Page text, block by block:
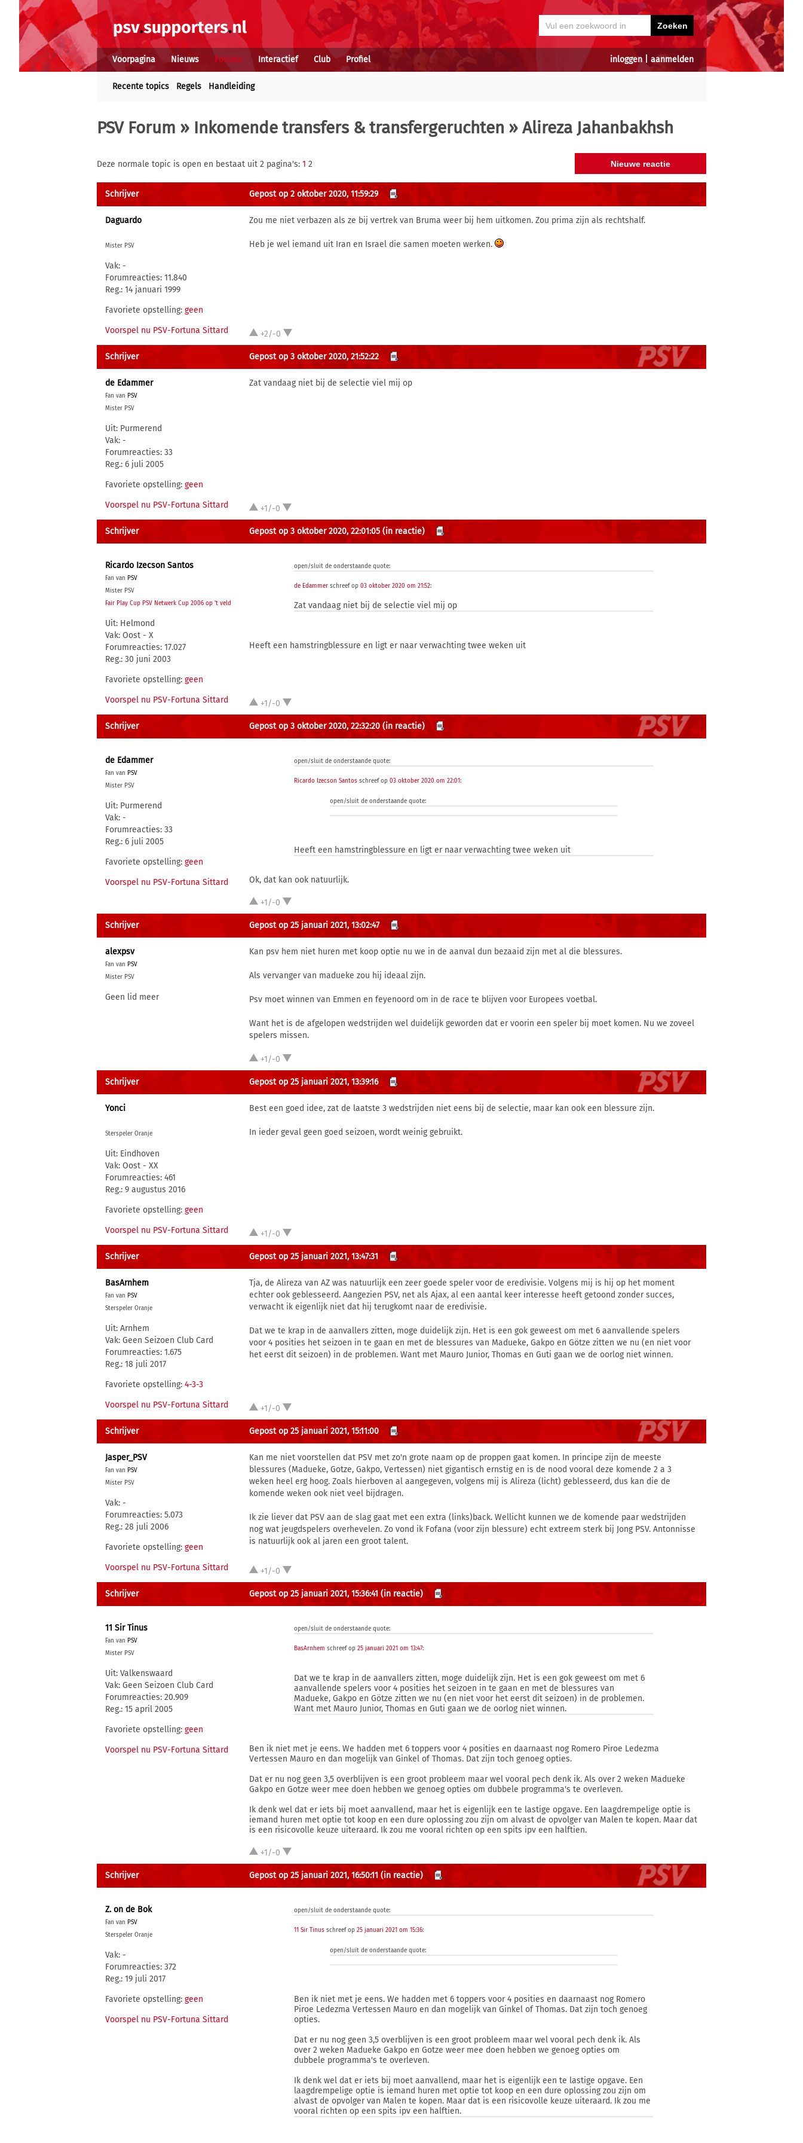
inloggen| aanmelden
Voorpagina Nieuws Forums Interactief Club Profiel
Recente topics Regels Handleiding
PSV Forum » Inkomende transfers & transfergeruchten » Alireza Jahanbakhsh
Deze normale topic is open en bestaat uit 2 pagina's: 1 2
Schrijver Gepost op 2 oktober 2020, 11:59:29
Daguardo
Mister PSV
Vak: -
Forumreacties: 11.840
Reg.: 14 januari 1999
Favoriete opstelling: geen
Voorspel nu PSV-Fortuna Sittard
Zou me niet verbazen als ze bij vertrek van Bruma weer bij hem uitkomen. Zou prima zijn als rechtshalf.
Heb je wel iemand uit Iran en Israel die samen moeten werken.
+2/-0
Schrijver Gepost op 3 oktober 2020, 21:52:22
de Edammer
Fan van PSV
Mister PSV
Uit: Purmerend
Vak: -
Forumreacties: 33
Reg.: 6 juli 2005
Favoriete opstelling: geen
Voorspel nu PSV-Fortuna Sittard
Zat vandaag niet bij de selectie viel mij op
+1/-0
Schrijver Gepost op 3 oktober 2020, 22:01:05 (in reactie)
Ricardo Izecson Santos
Fan van PSV
Mister PSV
Fair Play Cup PSV Netwerk Cup 2006 op 't veld
Uit: Helmond
Vak: Oost - X
Forumreacties: 17.027
Reg.: 30 juni 2003
Favoriete opstelling: geen
Voorspel nu PSV-Fortuna Sittard
open/sluit de onderstaande quote:
de Edammer schreef op03 oktober 2020 om 21:52:
Zat vandaag niet bij de selectie viel mij op
Heeft een hamstringblessure en ligt er naar verwachting twee weken uit
+1/-0
Schrijver Gepost op 3 oktober 2020, 22:32:20 (in reactie)
de Edammer
Fan van PSV
Mister PSV
Uit: Purmerend
Vak: -
Forumreacties: 33
Reg.: 6 juli 2005
Favoriete opstelling: geen
Voorspel nu PSV-Fortuna Sittard
open/sluit de onderstaande quote:
Ricardo Izecson Santos schreef op03 oktober 2020 om 22:01:
open/sluit de onderstaande quote:
Heeft een hamstringblessure en ligt er naar verwachting twee weken uit
Ok, dat kan ook natuurlijk.
+1/-0
Schrijver Gepost op 25 januari 2021, 13:02:47
alexpsv
Fan van PSV
Mister PSV
Geen lid meer
Kan psv hem niet huren met koop optie nu we in de aanval dun bezaaid zijn met al die blessures.
Als vervanger van madueke zou hij ideaal zijn.
Psv moet winnen van Emmen en feyenoord om in de race te blijven voor Europees voetbal.
Want het is de afgelopen wedstrijden wel duidelijk geworden dat er voorin een speler bij moet komen. Nu we zoveel
spelers missen.
+1/-0
Schrijver Gepost op 25 januari 2021, 13:39:16
Yonci
Sterspeler Oranje
Uit: Eindhoven
Vak: Oost - XX
Forumreacties: 461
Reg.: 9 augustus 2016
Favoriete opstelling: geen
Voorspel nu PSV-Fortuna Sittard
Best een goed idee, zat de laatste 3 wedstrijden niet eens bij de selectie, maar kan ook een blessure zijn.
In ieder geval geen goed seizoen, wordt weinig gebruikt.
+1/-0
Schrijver Gepost op 25 januari 2021, 13:47:31
BasArnhem
Fan van PSV
Sterspeler Oranje
Uit: Arnhem
Vak: Geen Seizoen Club Card
Forumreacties: 1.675
Reg.: 18 juli 2017
Favoriete opstelling: 4-3-3
Voorspel nu PSV-Fortuna Sittard
Tja, de Alireza van AZ was natuurlijk een zeer goede speler voor de eredivisie. Volgens mij is hij op het moment
echter ook geblesseerd. Aangezien PSV, net als Ajax, al een aantal keer interesse heeft getoond zonder succes,
verwacht ik eigenlijk niet dat hij terugkomt naar de eredivisie.
Dat we te krap in de aanvallers zitten, moge duidelijk zijn. Het is een gok geweest om met 6 aanvallende spelers
voor 4 posities het seizoen in te gaan en met de blessures van Madueke, Gakpo en Götze zitten we nu (en niet voor
het eerst dit seizoen) in de problemen. Want met Mauro Junior, Thomas en Guti gaan we de oorlog niet winnen.
+1/-0
Schrijver Gepost op 25 januari 2021, 15:11:00
Jasper_PSV
Fan van PSV
Mister PSV
Vak: -
Forumreacties: 5.073
Reg.: 28 juli 2006
Favoriete opstelling: geen
Voorspel nu PSV-Fortuna Sittard
Kan me niet voorstellen dat PSV met zo'n grote naam op de proppen gaat komen. In principe zijn de meeste
blessures (Madueke, Gotze, Gakpo, Vertessen) niet gigantisch ernstig en is de nood vooral deze komende 2 a 3
weken heel erg hoog. Zoals hierboven al aangegeven, volgens mij is Alireza (licht) geblesseerd, dus kan die de
komende weken ook niet veel bijdragen.
Ik zie liever dat PSV aan de slag gaat met een extra (links)back. Wellicht kunnen we de komende paar wedstrijden
nog wat jeugdspelers overhevelen. Zo vond ik Fofana (voor zijn blessure) echt extreem sterk bij Jong PSV. Antonnisse
is natuurlijk ook al jaren een groot talent.
+1/-0
Schrijver Gepost op 25 januari 2021, 15:36:41 (in reactie)
11 Sir Tinus
Fan van PSV
Mister PSV
Uit: Valkenswaard
Vak: Geen Seizoen Club Card
Forumreacties: 20.909
Reg.: 15 april 2005
Favoriete opstelling: geen
Voorspel nu PSV-Fortuna Sittard
open/sluit de onderstaande quote:
BasArnhem schreef op25 januari 2021 om 13:47:
Dat we te krap in de aanvallers zitten, moge duidelijk zijn. Het is een gok geweest om met 6
aanvallende spelers voor 4 posities het seizoen in te gaan en met de blessures van
Madueke, Gakpo en Götze zitten we nu (en niet voor het eerst dit seizoen) in de problemen.
Want met Mauro Junior, Thomas en Guti gaan we de oorlog niet winnen.
Ben ik niet met je eens. We hadden met 6 toppers voor 4 posities en daarnaast nog Romero Piroe Ledezma
Vertessen Mauro en dan mogelijk van Ginkel of Thomas. Dat zijn toch genoeg opties.
Dat er nu nog geen 3,5 overblijven is een groot probleem maar wel vooral pech denk ik. Als over 2 weken Madueke
Gakpo en Gotze weer mee doen hebben we genoeg opties om dubbele programma's te overleven.
Ik denk wel dat er iets bij moet aanvallend, maar het is eigenlijk een te lastige opgave. Een laagdrempelige optie is
iemand huren met optie tot koop en een dure oplossing zou zijn om alvast de opvolger van Malen te kopen. Maar dat
is een risicovolle keuze uiteraard. Ik zou me vooral richten op een spits ipv een halftien.
+1/-0
Schrijver Gepost op 25 januari 2021, 16:50:11 (in reactie)
Z. on de Bok
Fan van PSV
Sterspeler Oranje
Vak: -
Forumreacties: 372
Reg.: 19 juli 2017
Favoriete opstelling: geen
Voorspel nu PSV-Fortuna Sittard
open/sluit de onderstaande quote:
11 Sir Tinus schreef op25 januari 2021 om 15:36:
open/sluit de onderstaande quote:
Ben ik niet met je eens. We hadden met 6 toppers voor 4 posities en daarnaast nog Romero
Piroe Ledezma Vertessen Mauro en dan mogelijk van Ginkel of Thomas. Dat zijn toch genoeg
opties.
Dat er nu nog geen 3,5 overblijven is een groot probleem maar wel vooral pech denk ik. Als
over 2 weken Madueke Gakpo en Gotze weer mee doen hebben we genoeg opties om
dubbele programma's te overleven.
Ik denk wel dat er iets bij moet aanvallend, maar het is eigenlijk een te lastige opgave. Een
laagdrempelige optie is iemand huren met optie tot koop en een dure oplossing zou zijn om
alvast de opvolger van Malen te kopen. Maar dat is een risicovolle keuze uiteraard. Ik zou me
vooral richten op een spits ipv een halftien.